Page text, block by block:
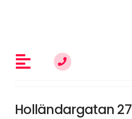
Toggle
Navigation
Holländargatan 27